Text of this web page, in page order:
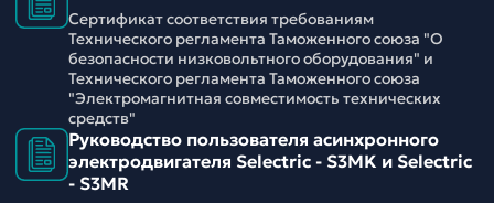
Сертификат соответствия требованиям
Технического регламента Таможенного союза "О
безопасности низковольтного оборудования" и
Технического регламента Таможенного союза
"Электромагнитная совместимость технических
средств"
Руководство пользователя асинхронного
электродвигателя Selectric - S3MK и Selectric
- S3MR